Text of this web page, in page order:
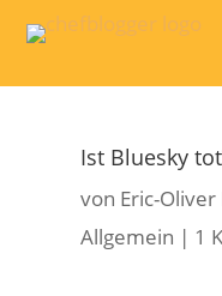
Ist Bluesky
von Eric-
Allgemein | 1